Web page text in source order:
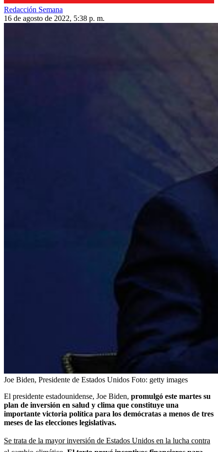
Redacción Semana
16 de agosto de 2022, 5:38 p. m.
Joe Biden, Presidente de Estados Unidos Foto: getty images
El presidente estadounidense, Joe Biden, promulgó este martes su
plan de inversión en salud y clima que constituye una
importante victoria política para los demócratas a menos de tres
meses de las elecciones legislativas.
Se trata de la mayor inversión de Estados Unidos en la lucha contra